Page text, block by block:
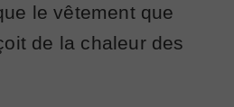
le vêtement que
de la chaleur des